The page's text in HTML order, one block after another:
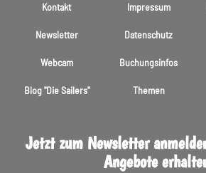
Kontakt
Newsletter
Webcam
Blog "Die Sailers"
Impressum
Datenschutz
Buchungsinfos
Themen
Jetzt zum Newsletter
Angebote